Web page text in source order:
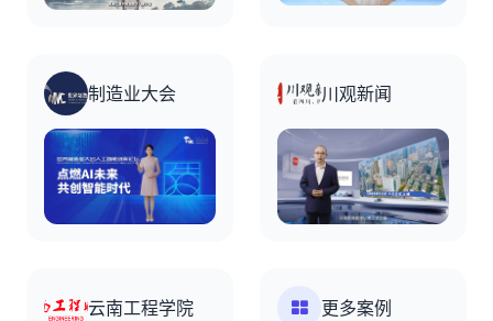
制造业大会 川观新闻
云南工程学院 更多案例